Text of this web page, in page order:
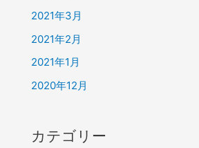
2021年3月
2021年2月
2021年1月
2020年12月
カテゴリー